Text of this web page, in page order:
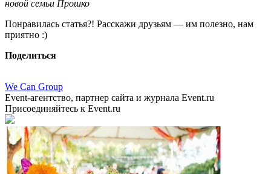
новой семьи Прошко
Понравилась статья?! Расскажи друзьям — им полезно, нам
приятно :)
Поделиться
We Can Group
Event-агентство, партнер сайта и журнала Event.ru
Присоединяйтесь к Event.ru